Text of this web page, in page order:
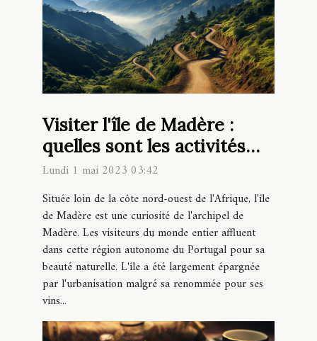
Visiter l'île de Madère :
quelles sont les activités
incontournables à faire ?
Lundi 1 mai 2023 03:42
Située loin de la côte nord-ouest de l'Afrique, l'île
de Madère est une curiosité de l'archipel de
Madère. Les visiteurs du monde entier affluent
dans cette région autonome du Portugal pour sa
beauté naturelle. L'île a été largement épargnée
par l'urbanisation malgré sa renommée pour ses
vins...